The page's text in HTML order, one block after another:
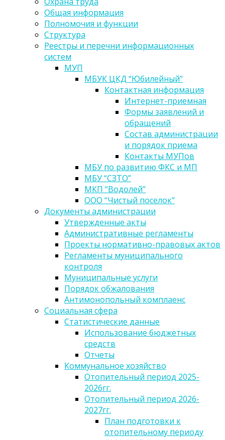
Общая информация
Полномочия и функции
Структура
Реестры и перечни информационных
систем
МУП
МБУК ЦКД “Юбилейный”
Контактная информация
Интернет-приемная
Формы заявлений и
обращений
Состав администрации
и порядок приема
Контакты МУПов
МБУ по развитию ФКС и МП
МБУ “СЗТО”
МКП “Водолей”
ООО “Чистый поселок”
Документы администрации
Утвержденные акты
Административные регламенты
Проекты нормативно-правовых актов
Регламенты муниципального
контроля
Муниципальные услуги
Порядок обжалования
Антимонопольный комплаенс
Социальная сфера
Статистические данные
Использование бюджетных
средств
Отчеты
Коммунальное хозяйство
Отопительный период 2025-
2026гг.
Отопительный период 2026-
2027гг.
План подготовки к
отопительному периоду